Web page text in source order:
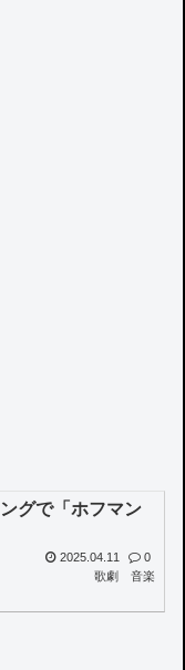
グで「ホフマン
2025.04.11
0
歌劇
音楽